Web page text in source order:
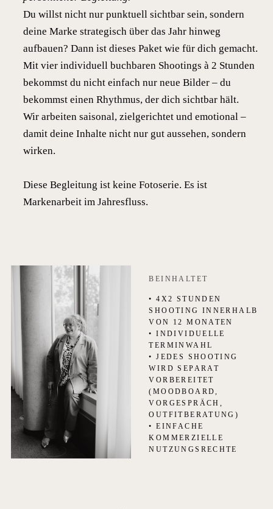
BEINHALTET
Du willst nicht nur punktuell sichtbar sein, sondern
deine Marke strategisch über das Jahr hinweg
aufbauen? Dann ist dieses Paket wie für dich gemacht.
Mit vier individuell buchbaren Shootings à 2 Stunden
bekommst du nicht einfach nur neue Bilder – du
bekommst einen Rhythmus, der dich sichtbar hält.
Wir arbeiten saisonal, zielgerichtet und emotional –
damit deine Inhalte nicht nur gut aussehen, sondern
wirken.
Diese Begleitung ist keine Fotoserie. Es ist
Markenarbeit im Jahresfluss.
• 4X2 STUNDEN
SHOOTING INNERHALB
VON 12 MONATEN
• INDIVIDUELLE
TERMINWAHL
• JEDES SHOOTING
WIRD SEPARAT
VORBEREITET
(MOODBOARD,
VORGESPRÄCH,
OUTFITBERATUNG)
• EINFACHE
KOMMERZIELLE
NUTZUNGSRECHTE